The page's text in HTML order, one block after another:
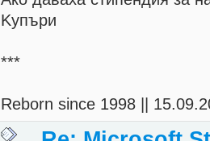
Kупъри
***
Reborn since 1998 ||